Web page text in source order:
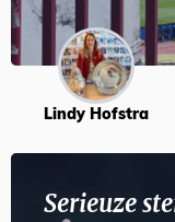
Lindy Hofstra
Serieuze